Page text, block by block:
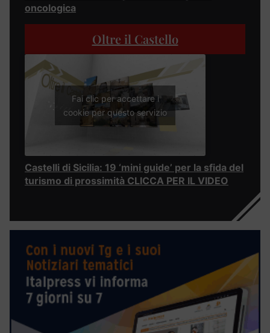
oncologica
Oltre il Castello
Fai clic per accettare i
cookie per questo servizio
Castelli di Sicilia: 19 ‘mini guide’ per la sfida del
turismo di prossimità CLICCA PER IL VIDEO